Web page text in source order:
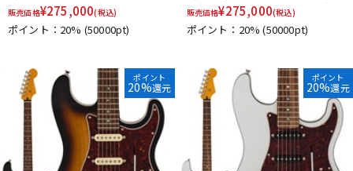
販売価格¥275,000(税込)
ポイント：20% (50000pt)
販売価格¥275,000(税込)
ポイント：20%(50000pt)
ポイント
20%還元
ポイント
20%還元